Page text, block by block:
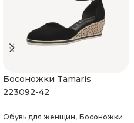
Босоножки Tamaris
223092-42
Обувь для женщин, Босоножки